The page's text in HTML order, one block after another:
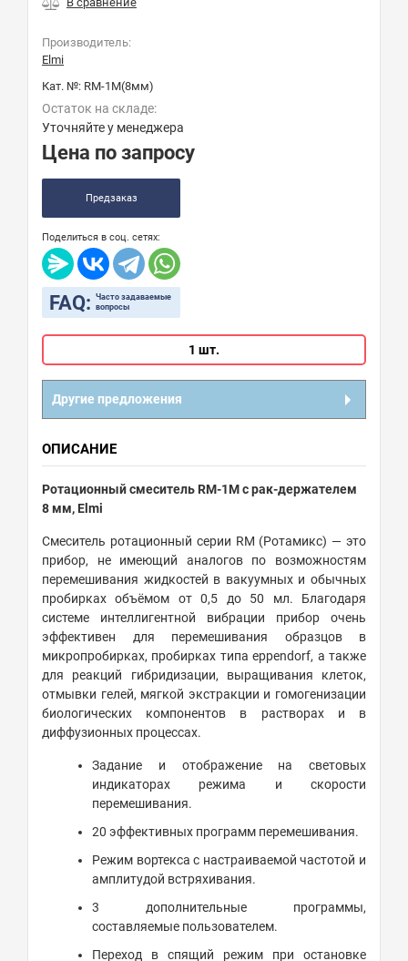
Производитель:
Elmi
Кат. №: RM-1M(8мм)
Остаток на складе:
Уточняйте у менеджера
Цена по запросу
Предзаказ
Поделиться в соц. сетях:
FAQ: Часто задаваемые
вопросы
1 шт.
Другие предложения
ОПИСАНИЕ
Ротационный смеситель RM-1M с рак-держателем
8 мм, Elmi
Смеситель ротационный серии RM (Ротамикс) — это
прибор, не имеющий аналогов по возможностям
перемешивания жидкостей в вакуумных и обычных
пробирках объёмом от 0,5 до 50 мл. Благодаря
системе интеллигентной вибрации прибор очень
эффективен для перемешивания образцов в
микропробирках, пробирках типа eppendorf, а также
для реакций гибридизации, выращивания клеток,
отмывки гелей, мягкой экстракции и гомогенизации
биологических компонентов в растворах и в
диффузионных процессах.
Задание и отображение на световых
индикаторах режима и скорости
перемешивания.
20 эффективных программ перемешивания.
Режим вортекса с настраиваемой частотой и
амплитудой встряхивания.
3 дополнительные программы,
составляемые пользователем.
Переход в спящий режим при остановке